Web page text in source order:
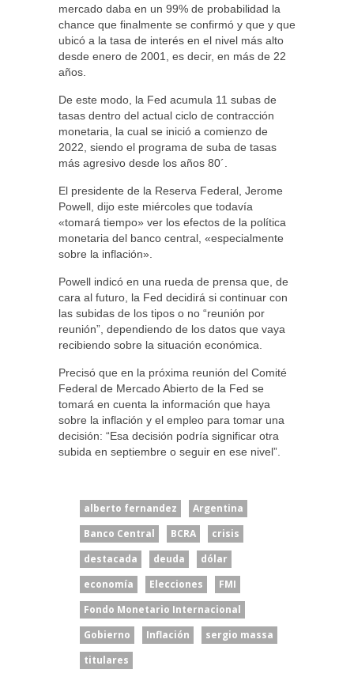
mercado daba en un 99% de probabilidad la
chance que finalmente se confirmó y que y que
ubicó a la tasa de interés en el nivel más alto
desde enero de 2001, es decir, en más de 22
años.
De este modo, la Fed acumula 11 subas de
tasas dentro del actual ciclo de contracción
monetaria, la cual se inició a comienzo de
2022, siendo el programa de suba de tasas
más agresivo desde los años 80´.
El presidente de la Reserva Federal, Jerome
Powell, dijo este miércoles que todavía
«tomará tiempo» ver los efectos de la política
monetaria del banco central, «especialmente
sobre la inflación».
Powell indicó en una rueda de prensa que, de
cara al futuro, la Fed decidirá si continuar con
las subidas de los tipos o no “reunión por
reunión”, dependiendo de los datos que vaya
recibiendo sobre la situación económica.
Precisó que en la próxima reunión del Comité
Federal de Mercado Abierto de la Fed se
tomará en cuenta la información que haya
sobre la inflación y el empleo para tomar una
decisión: “Esa decisión podría significar otra
subida en septiembre o seguir en ese nivel”.
alberto fernandez
Argentina
Banco Central
BCRA
crisis
destacada
deuda
dólar
economía
Elecciones
FMI
Fondo Monetario Internacional
Gobierno
Inflación
sergio massa
titulares